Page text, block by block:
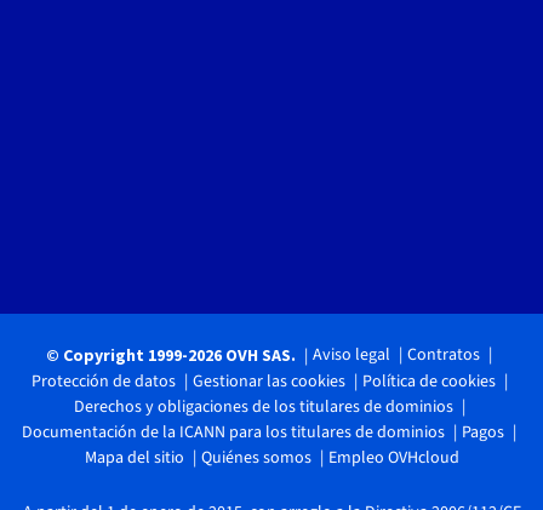
© Copyright 1999-2026 OVH SAS. Aviso legal
Contratos
Protección de datos
Gestionar las cookies
Política de cookies
Derechos y obligaciones de los titulares de dominios
Documentación de la ICANN para los titulares de dominios
Pagos
Mapa del sitio
Quiénes somos Empleo OVHcloud